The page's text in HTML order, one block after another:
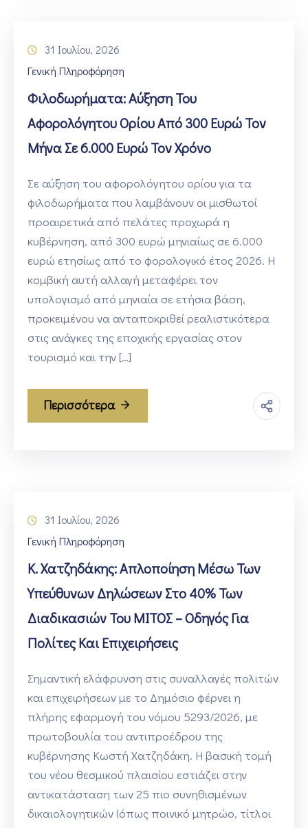
31 Ιουλίου, 2026
Γενική Πληροφόρηση
Φιλοδωρήματα: Αύξηση Του
Αφορολόγητου Ορίου Από 300 Ευρώ Τον
Μήνα Σε 6.000 Ευρώ Τον Χρόνο
Σε αύξηση του αφορολόγητου ορίου για τα
φιλοδωρήματα που λαμβάνουν οι μισθωτοί
προαιρετικά από πελάτες προχωρά η
κυβέρνηση, από 300 ευρώ μηνιαίως σε 6.000
ευρώ ετησίως από το φορολογικό έτος 2026. Η
κομβική αυτή αλλαγή μεταφέρει τον
υπολογισμό από μηνιαία σε ετήσια βάση,
προκειμένου να ανταποκριθεί ρεαλιστικότερα
στις ανάγκες της εποχικής εργασίας στον
τουρισμό και την […]
Περισσότερα
31 Ιουλίου, 2026
Γενική Πληροφόρηση
Κ. Χατζηδάκης: Aπλοποίηση Μέσω Των
Υπεύθυνων Δηλώσεων Στο 40% Των
Διαδικασιών Του ΜΙΤΟΣ – Οδηγός Για
Πολίτες Και Επιχειρήσεις
Σημαντική ελάφρυνση στις συναλλαγές πολιτών
και επιχειρήσεων με το Δημόσιο φέρνει η
πλήρης εφαρμογή του νόμου 5293/2026, με
πρωτοβουλία του αντιπροέδρου της
κυβέρνησης Κωστή Χατζηδάκη. Η βασική τομή
του νέου θεσμικού πλαισίου εστιάζει στην
αντικατάσταση των 25 πιο συνηθισμένων
δικαιολογητικών (όπως ποινικό μητρώο, τίτλοι